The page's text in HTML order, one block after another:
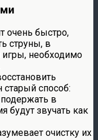
очень быстро,
струны, в
игры, необходимо
способ:
в
будут звучать как
очистку их